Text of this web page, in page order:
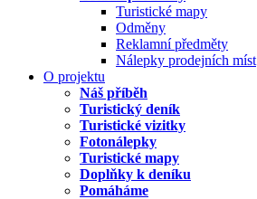
Turistické mapy
Odměny
Reklamní předměty
Nálepky prodejních míst
O projektu
Náš příběh
Turistický deník
Turistické vizitky
Fotonálepky
Turistické mapy
Doplňky k deníku
Pomáháme